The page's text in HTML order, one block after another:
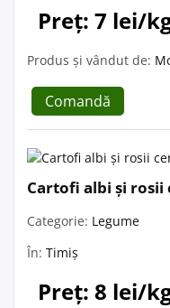
Preț: 7 lei/
Produs și vândut de:
Comandă
Cartofi albi și
Categorie: Legume
În: Timiș
Preț: 8 lei/